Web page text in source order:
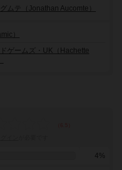
ムテ（Jonathan Aucomte）
）
ゲームズ・UK（Hachette
4%